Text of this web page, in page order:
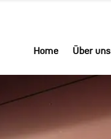
Home Über uns